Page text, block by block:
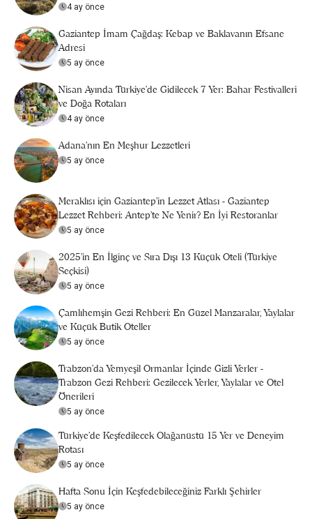
4 ay önce
Gaziantep İmam Çağdaş: Kebap ve Baklavanın Efsane
Adresi
5 ay önce
Nisan Ayında Türkiye’de Gidilecek 7 Yer: Bahar Festivalleri
ve Doğa Rotaları
4 ay önce
Adana'nın En Meşhur Lezzetleri
5 ay önce
Meraklısı için Gaziantep'in Lezzet Atlası - Gaziantep
Lezzet Rehberi: Antep’te Ne Yenir? En İyi Restoranlar
5 ay önce
2025’in En İlginç ve Sıra Dışı 13 Küçük Oteli (Türkiye
Seçkisi)
5 ay önce
Çamlıhemşin Gezi Rehberi: En Güzel Manzaralar, Yaylalar
ve Küçük Butik Oteller
5 ay önce
Trabzon'da Yemyeşil Ormanlar İçinde Gizli Yerler -
Trabzon Gezi Rehberi: Gezilecek Yerler, Yaylalar ve Otel
Önerileri
5 ay önce
Türkiye’de Keşfedilecek Olağanüstü 15 Yer ve Deneyim
Rotası
5 ay önce
Hafta Sonu İçin Keşfedebileceğiniz Farklı Şehirler
5 ay önce